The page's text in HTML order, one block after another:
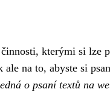
kterými si lze
ale na to, abyste si
o psaní textů na